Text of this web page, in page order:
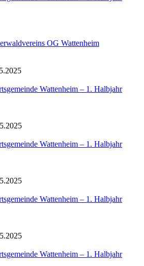
OG Wattenheim
Wattenheim – 1. Halbjahr
Wattenheim – 1. Halbjahr
Wattenheim – 1. Halbjahr
Wattenheim – 1. Halbjahr